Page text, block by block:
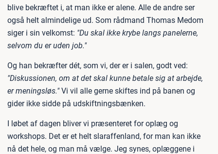
blive bekræftet i, at man ikke er alene. Alle de andre ser
også helt almindelige ud. Som rådmand Thomas Medom
siger i sin velkomst: "Du skal ikke krybe langs panelerne,
selvom du er uden job."
Og han bekræfter dét, som vi, der er i salen, godt ved:
"Diskussionen, om at det skal kunne betale sig at arbejde,
er meningsløs."Vi vil alle gerne skiftes ind på banen og
gider ikke sidde på udskiftningsbænken.
I løbet af dagen bliver vi præsenteret for oplæg og
workshops. Det er et helt slaraffenland, for man kan ikke
nå det hele, og man må vælge. Jeg synes, oplæggene i